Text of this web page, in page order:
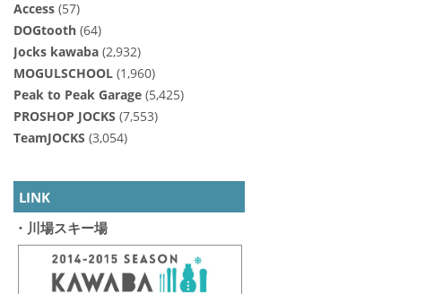
Access(57)
DOGtooth(64)
Jocks kawaba(2,932)
MOGULSCHOOL(1,960)
Peak to Peak Garage(5,425)
PROSHOP JOCKS (7,553)
TeamJOCKS (3,054)
LINK
・川場スキー場